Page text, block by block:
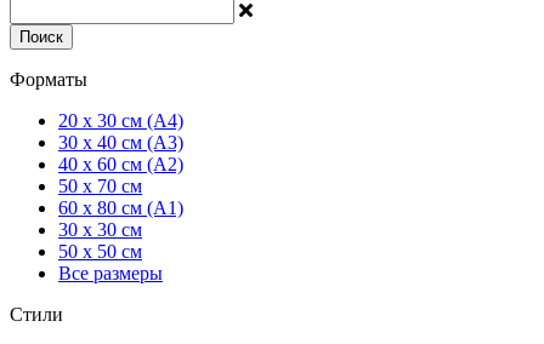
Поиск
Форматы
20 x 30 см (А4)
30 x 40 см (А3)
40 x 60 см (А2)
50 x 70 см
60 x 80 см (А1)
30 x 30 см
50 x 50 см
Все размеры
Стили